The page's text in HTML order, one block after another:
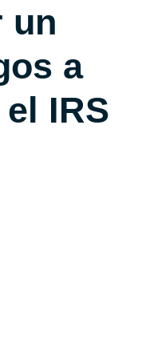
un
a
IRS